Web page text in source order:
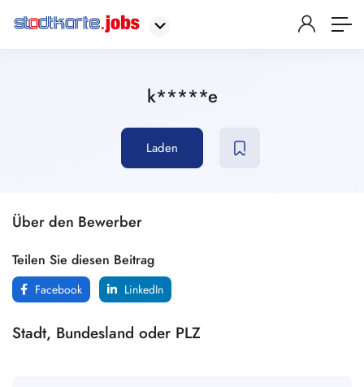
k*****e
Laden
Über den Bewerber
Teilen Sie diesen Beitrag
Facebook LinkedIn
Stadt, Bundesland oder PLZ